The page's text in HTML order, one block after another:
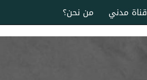
من نحن؟ قناة مدني